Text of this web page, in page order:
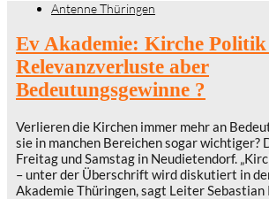
Antenne Thüringen
Ev Akademie: Kirche
Relevanzverluste aber
Bedeutungsgewinne ?
Verlieren die Kirchen immer mehr an
sie in manchen Bereichen sogar wichtiger?
Freitag und Samstag in Neudietendorf.
– unter der Überschrift wird diskutiert in
Akademie Thüringen, sagt Leiter Sebastian